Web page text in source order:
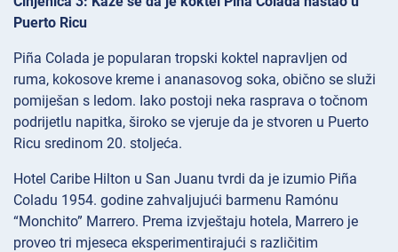
Puerto Ricu
Piña Colada je popularan tropski koktel napravljen od
ruma, kokosove kreme i ananasovog soka, obično se služi
pomiješan s ledom. Iako postoji neka rasprava o točnom
podrijetlu napitka, široko se vjeruje da je stvoren u Puerto
Ricu sredinom 20. stoljeća.
Hotel Caribe Hilton u San Juanu tvrdi da je izumio Piña
Coladu 1954. godine zahvaljujući barmenu Ramónu
“Monchito” Marrero. Prema izvještaju hotela, Marrero je
proveo tri mjeseca eksperimentirajući s različitim